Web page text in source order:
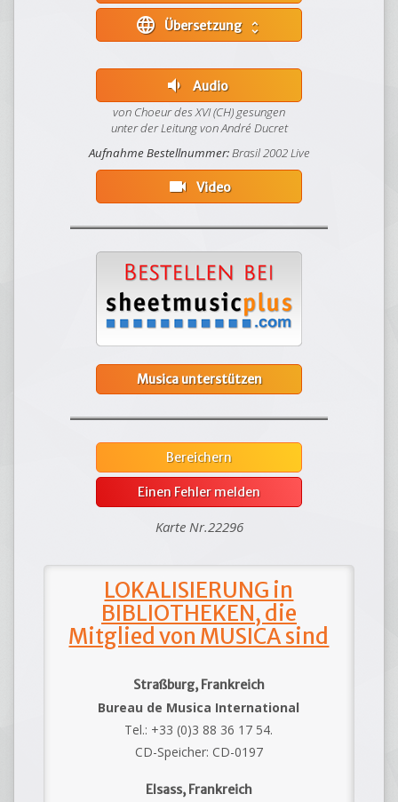
language unfold_more
volume_down
Audio
von Choeur des XVI (CH) gesungen
unter der Leitung von André Ducret
Aufnahme Bestellnummer:Brasil 2002 Live
videocam Video
Musica unterstützen
Bereichern
Einen Fehler melden
Karte Nr.22296
LOKALISIERUNG in
BIBLIOTHEKEN, die
Mitglied von MUSICA sind
Straßburg, Frankreich
Bureau de Musica International
Tel.: +33 (0)3 88 36 17 54.
CD-Speicher: CD-0197
Elsass, Frankreich